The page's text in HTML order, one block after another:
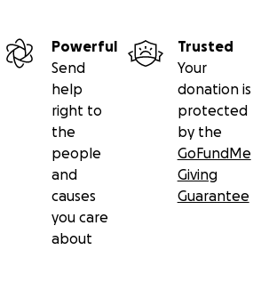
DE/fundraiser/charity/3953
694
gnadenhof-
willkommen/
Powerful
Send
help
right to
the
people
and
causes
you care
about
Trusted
Your
donation is
protected
by the
GoFundMe
Giving
Guarantee